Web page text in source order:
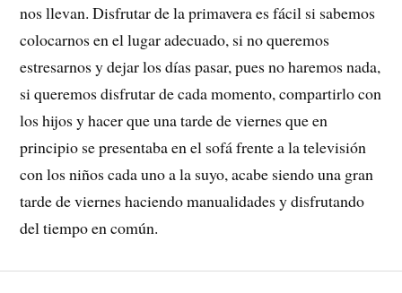
nos llevan. Disfrutar de la primavera es fácil si sabemos
colocarnos en el lugar adecuado, si no queremos
estresarnos y dejar los días pasar, pues no haremos nada,
si queremos disfrutar de cada momento, compartirlo con
los hijos y hacer que una tarde de viernes que en
principio se presentaba en el sofá frente a la televisión
con los niños cada uno a la suyo, acabe siendo una gran
tarde de viernes haciendo manualidades y disfrutando
del tiempo en común.